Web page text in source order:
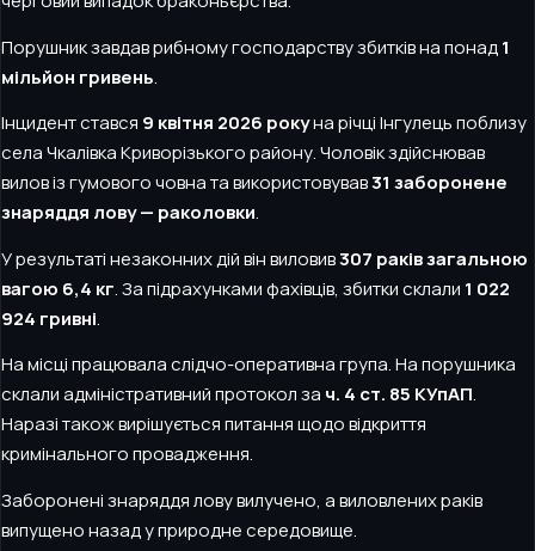
Порушник завдав рибному господарству збитків на понад1
мільйон гривень.
Інцидент стався 9 квітня 2026 рокуна річці Інгулець поблизу
села Чкалівка Криворізького району. Чоловік здійснював
вилов із гумового човна та використовував31 заборонене
знаряддя лову — раколовки.
У результаті незаконних дій він виловив307 раків загальною
вагою 6,4 кг. За підрахунками фахівців, збитки склали 1 022
924 гривні.
На місці працювала слідчо-оперативна група. На порушника
склали адміністративний протокол за ч. 4 ст. 85 КУпАП.
Наразі також вирішується питання щодо відкриття
кримінального провадження.
Заборонені знаряддя лову вилучено, а виловлених раків
випущено назад у природне середовище.